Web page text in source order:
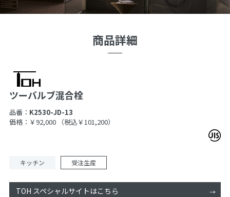
商品詳細
ツーバルブ混合栓
品番： K2530-JD-13
価格：￥92,000
（税込￥101,200）
キッチン 受注生産
TOH スペシャルサイトはこちら